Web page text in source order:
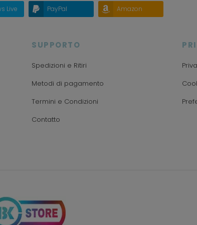
Live PayPal Amazon
SUPPORTO
Spedizioni e Ritiri
Metodi di pagamento
Termini e Condizioni
Contatto